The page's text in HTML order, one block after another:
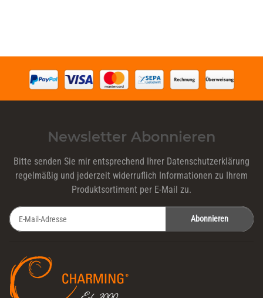
Newsletter Abonnieren
Bitte senden Sie mir entsprechend Ihrer Datenschutzerklärung
regelmäßig und jederzeit widerruflich Informationen zu Ihrem
Produktsortiment per E-Mail zu.
Abonnieren